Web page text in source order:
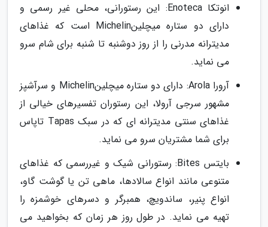
انوتکا Enoteca: این رستورانی، محلی غیر رسمی و
دارای دو ستاره میچلینMichelin است که غذاهای
مدیترانه مدرنی را از روز دوشنبه تا شنبه برای شام سرو
می نماید.
آرورا Arola: دارای دو ستاره میچلینMichelin و سرآشپز
مشهور سرجی آرولا، این رستوران تفسیرهای خیالی از
غذاهای سنتی مدیترانه ای که در سبک Tapas تاپاس
برای شما مشتریان سرو می نماید.
بایتس Bites: رستورانی شیک و غیررسمی که غذاهای
متنوعی مانند انواع سالادها، ماهی تن یا گوشت گاو،
انواع پنیر، ساندویچ، همبرگر و دسرهای خوشمزه را
تهیه می نماید. در طول روز هر زمان که بخواهید می